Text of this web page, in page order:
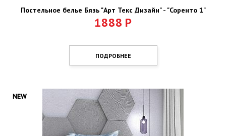
Постельное белье Бязь "Арт Текс Дизайн" - "Соренто 1"
1888 Р
ПОДРОБНЕЕ